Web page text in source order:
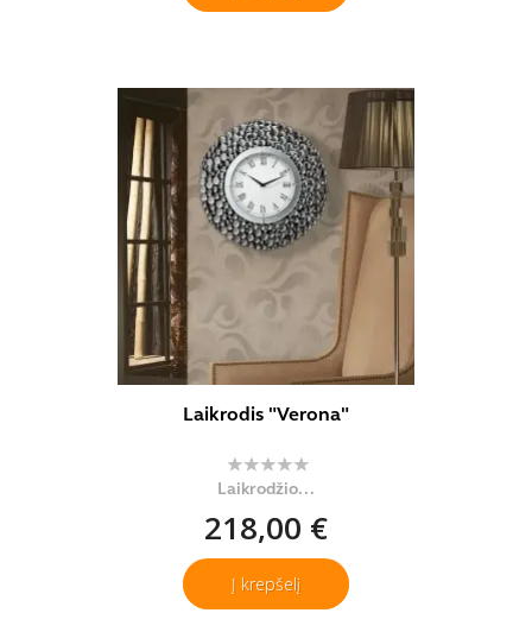
Laikrodis "Verona"
Laikrodžio...
218,00 €
Į krepšelį